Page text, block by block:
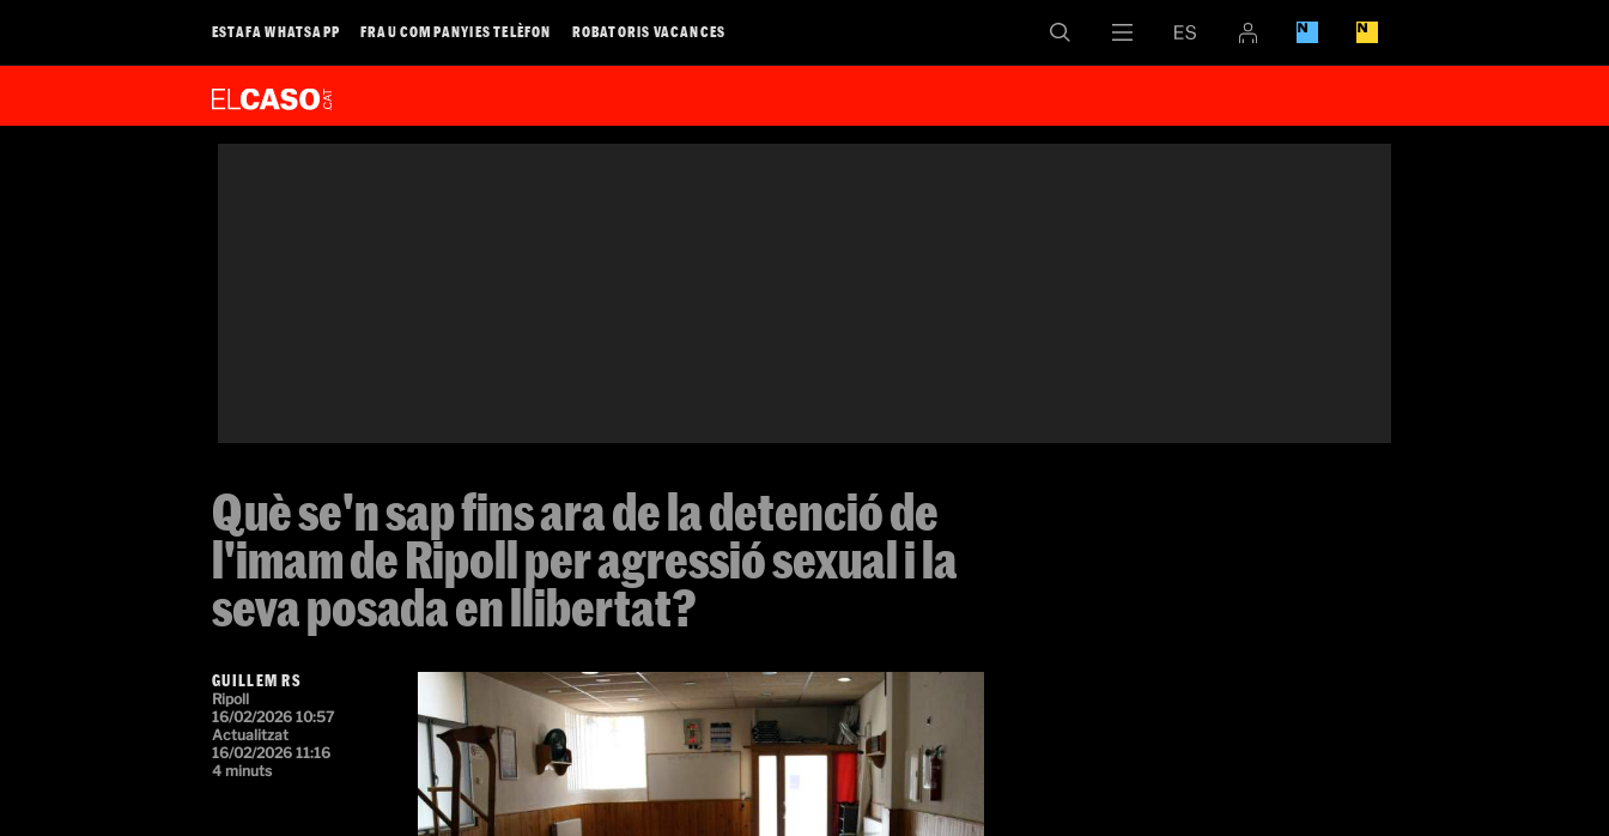
ESTAFA WHATSAPP FRAU COMPANYIES TELÈFON ROBATORIS VACANCES
Què se'n sap fins ara de la detenció de
l'imam de Ripoll per agressió sexual i la
seva posada en llibertat?
GUILLEM RS
Ripoll
16/02/2026 10:57
Actualitzat
16/02/2026 11:16
4 minuts